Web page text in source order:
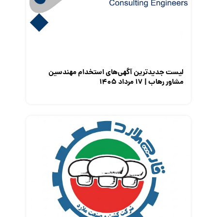
لیست جدیدترین آگهی‌های استخدام مهندسین
مشاور رهاب | ۱۷ مرداد ۱۴۰۵